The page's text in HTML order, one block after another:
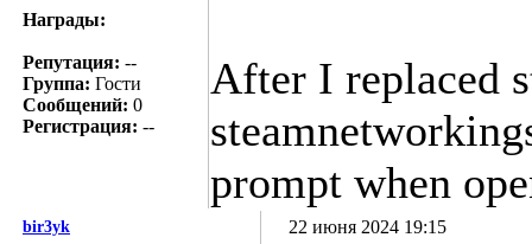
Награды:
Репутация: --
Группа: Гости
Сообщений: 0
Регистрация: --
After I replaced
prompt when
bir3yk 22 июня 2024 19:15